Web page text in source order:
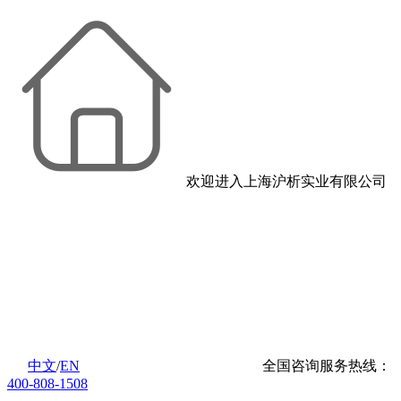
欢迎进入上海沪析实业有限公司
中文/EN
全国咨询服务热线：
400-808-1508